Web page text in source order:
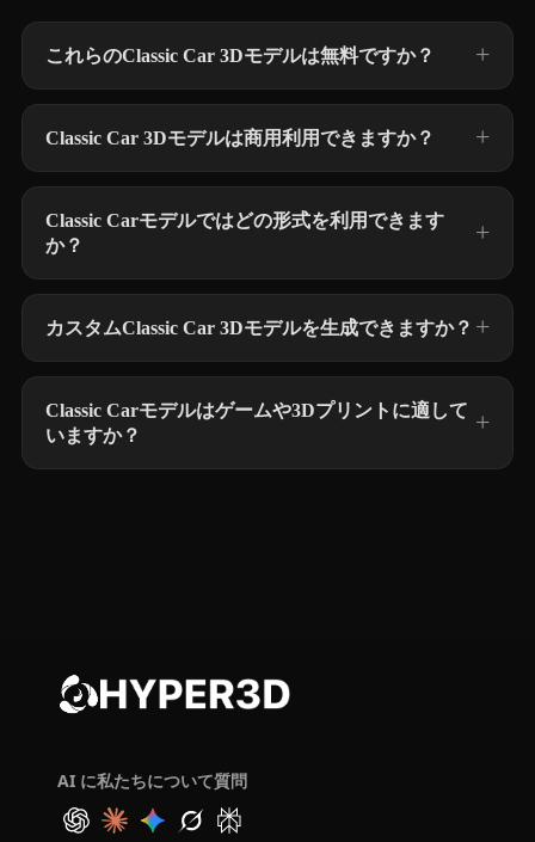
これらのClassic Car 3Dモデルは無料ですか？
Classic Car 3Dモデルは商用利用できますか？
Classic Carモデルではどの形式を利用できます
か？
カスタムClassic Car 3Dモデルを生成できますか？
Classic Carモデルはゲームや3Dプリントに適して
いますか？
AI に私たちについて質問